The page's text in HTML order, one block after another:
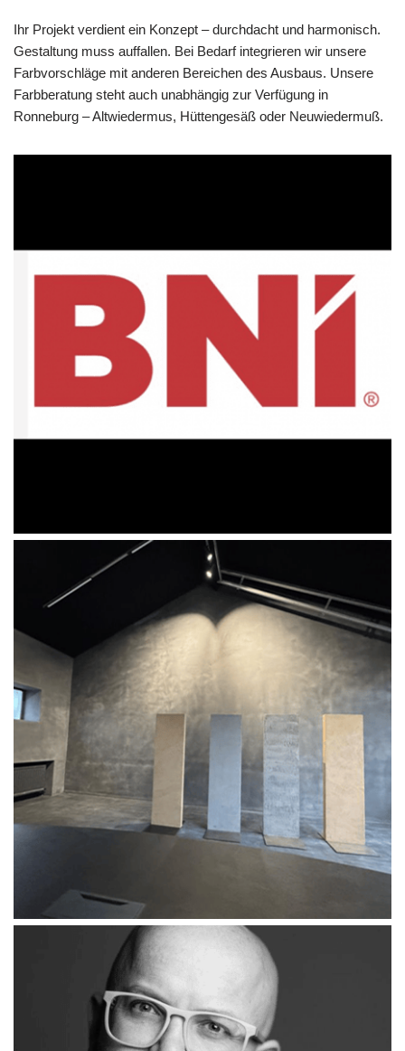
Ihr Projekt verdient ein Konzept – durchdacht und harmonisch.
Gestaltung muss auffallen. Bei Bedarf integrieren wir unsere
Farbvorschläge mit anderen Bereichen des Ausbaus. Unsere
Farbberatung steht auch unabhängig zur Verfügung in
Ronneburg – Altwiedermus, Hüttengesäß oder Neuwiedermuß.